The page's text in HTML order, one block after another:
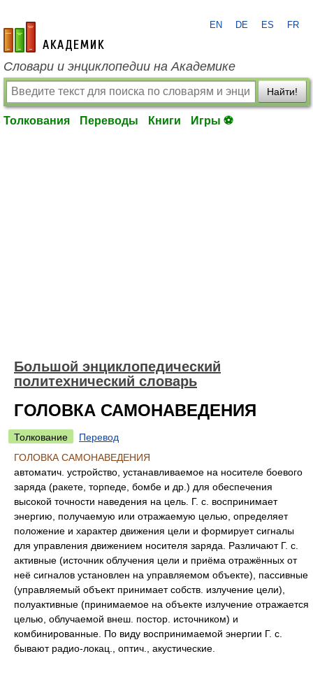
academic.ru
EN DE ES FR
Словари и энциклопедии на Академике
Найти!
Толкования Переводы Книги Игры ⚽
Большой энциклопедический
политехнический словарь
ГОЛОВКА САМОНАВЕДЕНИЯ
Толкование
Перевод
ГОЛОВКА САМОНАВЕДЕНИЯ
автоматич. устройство, устанавливаемое на носителе боевого
заряда (ракете, торпеде, бомбе и др.) для обеспечения
высокой точности наведения на цель. Г. с. воспринимает
энергию, получаемую или отражаемую целью, определяет
положение и характер движения цели и формирует сигналы
для управления движением носителя заряда. Различают Г. с.
активные (источник облучения цели и приёма отражённых от
неё сигналов установлен на управляемом объекте), пассивные
(управляемый объект принимает собств. излучение цели),
полуактивные (принимаемое на объекте излучение отражается
целью, облучаемой внеш. постор. источником) и
комбинированные. По виду воспринимаемой энергии Г. с.
бывают радио-локац., оптич., акустические.